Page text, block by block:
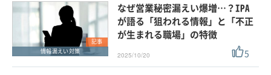
記事
情報漏えい対策
なぜ営業秘密漏えい爆増…？IPA
が語る「狙われる情報」と「不正
が生まれる職場」の特徴
2025/10/20 5